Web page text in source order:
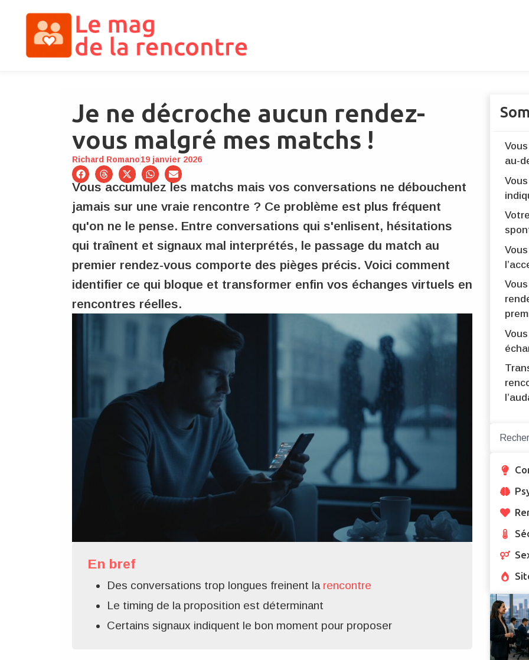
Je ne décroche aucun rendez-
vous malgré mes matchs !
Richard Romano19 janvier 2026
Vous accumulez les matchs mais vos conversations ne débouchent
jamais sur une vraie rencontre ? Ce problème est plus fréquent
qu'on ne le pense. Entre conversations qui s'enlisent, hésitations
qui traînent et signaux mal interprétés, le passage du match au
premier rendez-vous comporte des pièges précis. Voici comment
identifier ce qui bloque et transformer enfin vos échanges virtuels en
rencontres réelles.
En bref
Des conversations trop longues freinent la rencontre
Le timing de la proposition est déterminant
Certains signaux indiquent le bon moment pour proposer
au-